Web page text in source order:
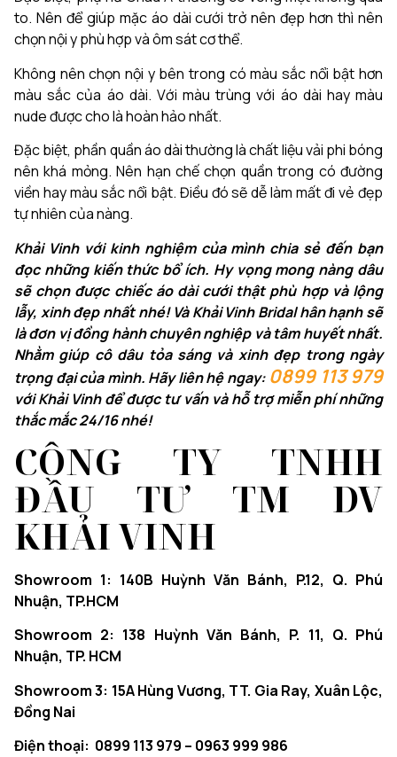
to. Nên để giúp mặc áo dài cưới trở nên đẹp hơn thì nên
chọn nội y phù hợp và ôm sát cơ thể.
Không nên chọn nội y bên trong có màu sắc nổi bật hơn
màu sắc của áo dài. Với màu trùng với áo dài hay màu
nude được cho là hoàn hảo nhất.
Đặc biệt, phần quần áo dài thường là chất liệu vải phi bóng
nên khá mỏng. Nên hạn chế chọn quần trong có đường
viền hay màu sắc nổi bật. Điều đó sẽ dễ làm mất đi vẻ đẹp
tự nhiên của nàng.
Khải Vinh với kinh nghiệm của mình chia sẻ đến bạn
đọc những kiến thức bổ ích. Hy vọng mong nàng dâu
sẽ chọn được chiếc áo dài cưới thật phù hợp và lộng
lẫy, xinh đẹp nhất nhé! Và Khải Vinh Bridal hân hạnh sẽ
là đơn vị đồng hành chuyên nghiệp và tâm huyết nhất.
Nhằm giúp cô dâu tỏa sáng và xinh đẹp trong ngày
trọng đại của mình. Hãy liên hệ ngay:0899 113 979
với Khải Vinh để được tư vấn và hỗ trợ miễn phí những
thắc mắc 24/16 nhé!
CÔNG TY TNHH
ĐẦU TƯ TM DV
KHẢI VINH
Showroom 1: 140B Huỳnh Văn Bánh, P.12, Q. Phú
Nhuận, TP.HCM
Showroom 2: 138 Huỳnh Văn Bánh, P. 11, Q. Phú
Nhuận, TP. HCM
Showroom 3: 15A Hùng Vương, TT. Gia Ray, Xuân Lộc,
Đồng Nai
Điện thoại: 0899 113 979 – 0963 999 986